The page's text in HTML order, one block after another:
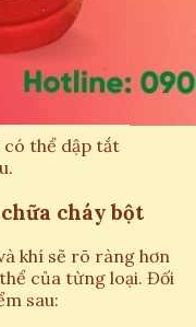
có thể dập tắt
cháy bột
khí sẽ rõ ràng hơn
của từng loại. Đối
sau: